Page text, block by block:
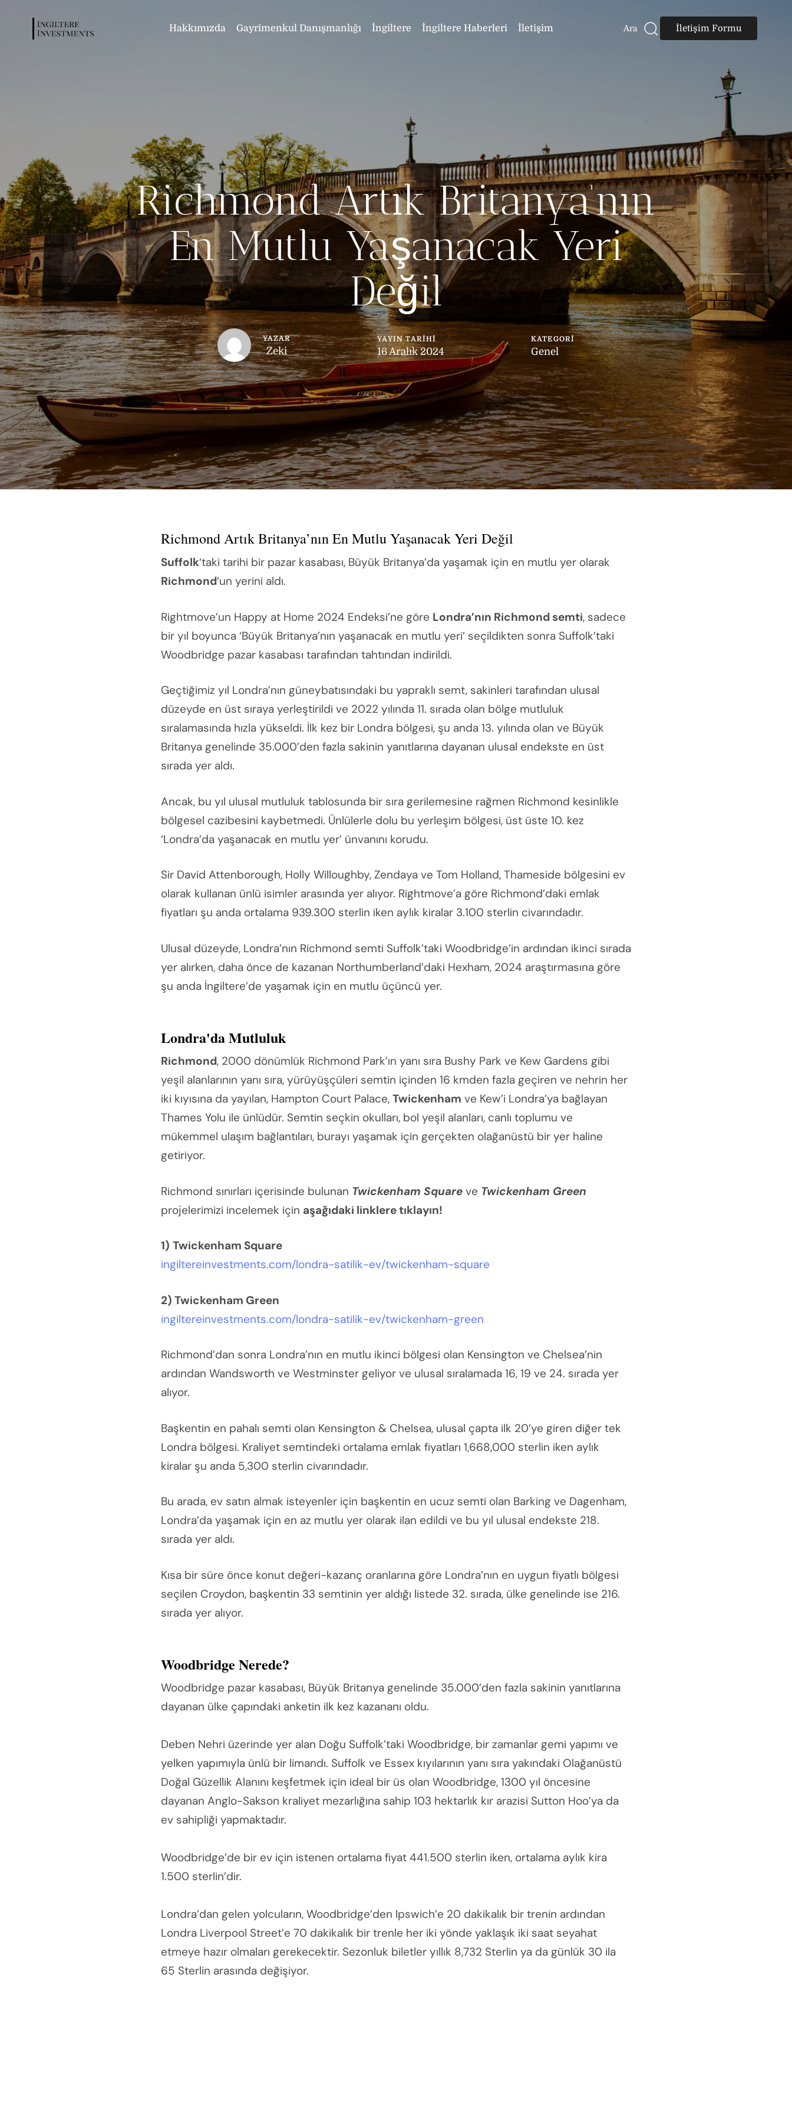
Hakkımızda Gayrimenkul Danışmanlığı İngiltere İngiltere Haberleri İletişim Ara İletişim Formu
Richmond Artık Britanya’nın
En Mutlu Yaşanacak Yeri
Değil
YAZAR
Zeki
YAYIN TARIHI
16 Aralık 2024
KATEGORI
Genel
Richmond Artık Britanya’nın En Mutlu Yaşanacak Yeri Değil
Suffolk‘taki tarihi bir pazar kasabası, Büyük Britanya’da yaşamak için en mutlu yer olarak
Richmond‘un yerini aldı.
Rightmove’un Happy at Home 2024 Endeksi’ne göre Londra’nın Richmond semti, sadece
bir yıl boyunca ‘Büyük Britanya’nın yaşanacak en mutlu yeri’ seçildikten sonra Suffolk’taki
Woodbridge pazar kasabası tarafından tahtından indirildi.
Geçtiğimiz yıl Londra’nın güneybatısındaki bu yapraklı semt, sakinleri tarafından ulusal
düzeyde en üst sıraya yerleştirildi ve 2022 yılında 11. sırada olan bölge mutluluk
sıralamasında hızla yükseldi. İlk kez bir Londra bölgesi, şu anda 13. yılında olan ve Büyük
Britanya genelinde 35.000’den fazla sakinin yanıtlarına dayanan ulusal endekste en üst
sırada yer aldı.
Ancak, bu yıl ulusal mutluluk tablosunda bir sıra gerilemesine rağmen Richmond kesinlikle
bölgesel cazibesini kaybetmedi. Ünlülerle dolu bu yerleşim bölgesi, üst üste 10. kez
‘Londra’da yaşanacak en mutlu yer’ ünvanını korudu.
Sir David Attenborough, Holly Willoughby, Zendaya ve Tom Holland, Thameside bölgesini ev
olarak kullanan ünlü isimler arasında yer alıyor. Rightmove’a göre Richmond’daki emlak
fiyatları şu anda ortalama 939.300 sterlin iken aylık kiralar 3.100 sterlin civarındadır.
Ulusal düzeyde, Londra’nın Richmond semti Suffolk’taki Woodbridge’in ardından ikinci sırada
yer alırken, daha önce de kazanan Northumberland’daki Hexham, 2024 araştırmasına göre
şu anda İngiltere’de yaşamak için en mutlu üçüncü yer.
Londra'da Mutluluk
Richmond, 2000 dönümlük Richmond Park’ın yanı sıra Bushy Park ve Kew Gardens gibi
yeşil alanlarının yanı sıra, yürüyüşçüleri semtin içinden 16 kmden fazla geçiren ve nehrin her
iki kıyısına da yayılan, Hampton Court Palace, Twickenham ve Kew’i Londra’ya bağlayan
Thames Yolu ile ünlüdür. Semtin seçkin okulları, bol yeşil alanları, canlı toplumu ve
mükemmel ulaşım bağlantıları, burayı yaşamak için gerçekten olağanüstü bir yer haline
getiriyor.
Richmond sınırları içerisinde bulunan Twickenham Square ve Twickenham Green
projelerimizi incelemek için aşağıdaki linklere tıklayın!
1) Twickenham Square
ingiltereinvestments.com/londra-satilik-ev/twickenham-square
2) Twickenham Green
ingiltereinvestments.com/londra-satilik-ev/twickenham-green
Richmond’dan sonra Londra’nın en mutlu ikinci bölgesi olan Kensington ve Chelsea’nin
ardından Wandsworth ve Westminster geliyor ve ulusal sıralamada 16, 19 ve 24. sırada yer
alıyor.
Başkentin en pahalı semti olan Kensington & Chelsea, ulusal çapta ilk 20’ye giren diğer tek
Londra bölgesi. Kraliyet semtindeki ortalama emlak fiyatları 1,668,000 sterlin iken aylık
kiralar şu anda 5,300 sterlin civarındadır.
Bu arada, ev satın almak isteyenler için başkentin en ucuz semti olan Barking ve Dagenham,
Londra’da yaşamak için en az mutlu yer olarak ilan edildi ve bu yıl ulusal endekste 218.
sırada yer aldı.
Kısa bir süre önce konut değeri-kazanç oranlarına göre Londra’nın en uygun fiyatlı bölgesi
seçilen Croydon, başkentin 33 semtinin yer aldığı listede 32. sırada, ülke genelinde ise 216.
sırada yer alıyor.
Woodbridge Nerede?
Woodbridge pazar kasabası, Büyük Britanya genelinde 35.000’den fazla sakinin yanıtlarına
dayanan ülke çapındaki anketin ilk kez kazananı oldu.
Deben Nehri üzerinde yer alan Doğu Suffolk’taki Woodbridge, bir zamanlar gemi yapımı ve
yelken yapımıyla ünlü bir limandı. Suffolk ve Essex kıyılarının yanı sıra yakındaki Olağanüstü
Doğal Güzellik Alanını keşfetmek için ideal bir üs olan Woodbridge, 1300 yıl öncesine
dayanan Anglo-Sakson kraliyet mezarlığına sahip 103 hektarlık kır arazisi Sutton Hoo’ya da
ev sahipliği yapmaktadır.
Woodbridge’de bir ev için istenen ortalama fiyat 441.500 sterlin iken, ortalama aylık kira
1.500 sterlin’dir.
Londra’dan gelen yolcuların, Woodbridge’den Ipswich’e 20 dakikalık bir trenin ardından
Londra Liverpool Street’e 70 dakikalık bir trenle her iki yönde yaklaşık iki saat seyahat
etmeye hazır olmaları gerekecektir. Sezonluk biletler yıllık 8,732 Sterlin ya da günlük 30 ila
65 Sterlin arasında değişiyor.